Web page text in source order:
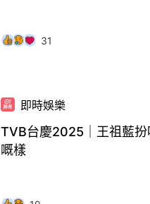
31
即時娛樂
TVB台慶2025｜王祖藍
嘅樣